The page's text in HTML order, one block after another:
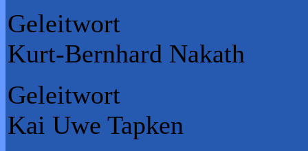
Geleitwort
Kurt-Bernhard Nakath
Geleitwort
Kai Uwe Tapken